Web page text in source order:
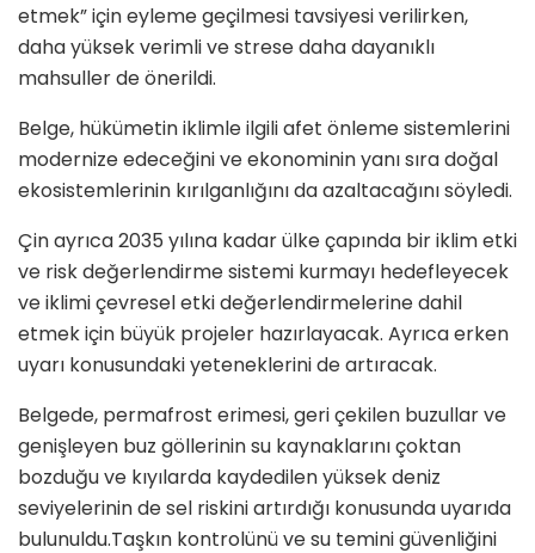
etmek” için eyleme geçilmesi tavsiyesi verilirken,
daha yüksek verimli ve strese daha dayanıklı
mahsuller de önerildi.
Belge, hükümetin iklimle ilgili afet önleme sistemlerini
modernize edeceğini ve ekonominin yanı sıra doğal
ekosistemlerinin kırılganlığını da azaltacağını söyledi.
Çin ayrıca 2035 yılına kadar ülke çapında bir iklim etki
ve risk değerlendirme sistemi kurmayı hedefleyecek
ve iklimi çevresel etki değerlendirmelerine dahil
etmek için büyük projeler hazırlayacak. Ayrıca erken
uyarı konusundaki yeteneklerini de artıracak.
Belgede, permafrost erimesi, geri çekilen buzullar ve
genişleyen buz göllerinin su kaynaklarını çoktan
bozduğu ve kıyılarda kaydedilen yüksek deniz
seviyelerinin de sel riskini artırdığı konusunda uyarıda
bulunuldu.Taşkın kontrolünü ve su temini güvenliğini